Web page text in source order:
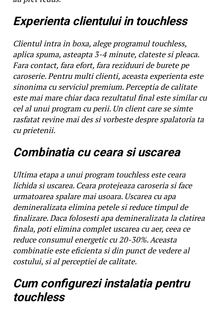
Experienta clientului in touchless
Clientul intra in boxa, alege programul touchless,
aplica spuma, asteapta 3-4 minute, clateste si pleaca.
Fara contact, fara efort, fara reziduuri de burete pe
caroserie. Pentru multi clienti, aceasta experienta este
sinonima cu serviciul premium. Perceptia de calitate
este mai mare chiar daca rezultatul final este similar cu
cel al unui program cu perii. Un client care se simte
rasfatat revine mai des si vorbeste despre spalatoria ta
cu prietenii.
Combinatia cu ceara si uscarea
Ultima etapa a unui program touchless este ceara
lichida si uscarea. Ceara protejeaza caroseria si face
urmatoarea spalare mai usoara. Uscarea cu apa
demineralizata elimina petele si reduce timpul de
finalizare. Daca folosesti apa demineralizata la clatirea
finala, poti elimina complet uscarea cu aer, ceea ce
reduce consumul energetic cu 20-30%. Aceasta
combinatie este eficienta si din punct de vedere al
costului, si al perceptiei de calitate.
Cum configurezi instalatia pentru
touchless